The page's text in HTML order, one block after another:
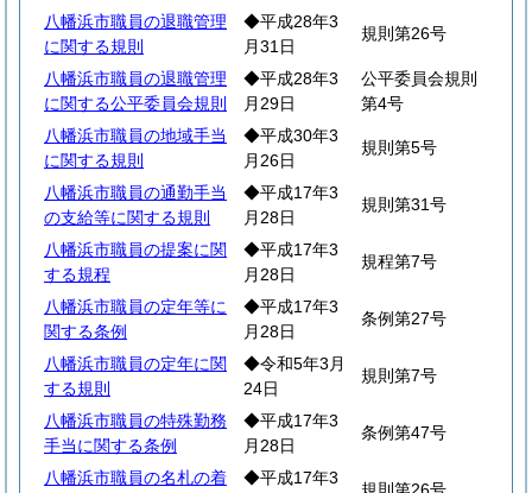
八幡浜市職員の退職管理
に関する規則
◆平成28年3
月31日
規則第26号
八幡浜市職員の退職管理
に関する公平委員会規則
◆平成28年3
月29日
公平委員会規則
第4号
八幡浜市職員の地域手当
に関する規則
◆平成30年3
月26日
規則第5号
八幡浜市職員の通勤手当
の支給等に関する規則
◆平成17年3
月28日
規則第31号
八幡浜市職員の提案に関
する規程
◆平成17年3
月28日
規程第7号
八幡浜市職員の定年等に
関する条例
◆平成17年3
月28日
条例第27号
八幡浜市職員の定年に関
する規則
◆令和5年3月
24日
規則第7号
八幡浜市職員の特殊勤務
手当に関する条例
◆平成17年3
月28日
条例第47号
八幡浜市職員の名札の着
◆平成17年3